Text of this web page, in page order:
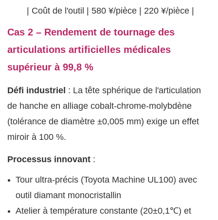
| Coût de l'outil | 580 ¥/pièce | 220 ¥/pièce |
Cas 2 – Rendement de tournage des
articulations artificielles médicales
supérieur à 99,8 %
Défi industriel : La tête sphérique de l'articulation
de hanche en alliage cobalt-chrome-molybdène
(tolérance de diamètre ±0,005 mm) exige un effet
miroir à 100 %.
Processus innovant :
Tour ultra-précis (Toyota Machine UL100) avec
outil diamant monocristallin
Atelier à température constante (20±0,1℃) et